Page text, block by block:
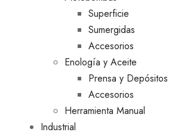
Superficie
Sumergidas
Accesorios
Enología y Aceite
Prensa y Depósitos
Accesorios
Herramienta Manual
Industrial